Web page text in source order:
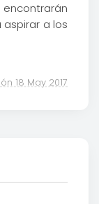
a los
18 May 2017